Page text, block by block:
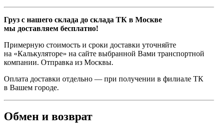
Груз с нашего склада до склада ТК в Москве
мы доставляем бесплатно!
Примерную стоимость и сроки доставки уточняйте
на «Калькуляторе» на сайте выбранной Вами транспортной
компании. Отправка из Москвы.
Оплата доставки отдельно — при получении в филиале ТК
в Вашем городе.
Обмен и возврат